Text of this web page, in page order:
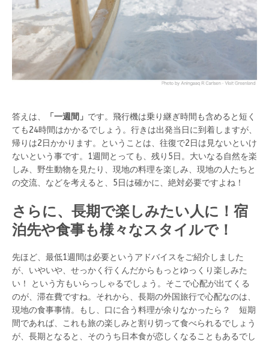
答えは、 「一週間」 です。飛行機は乗り継ぎ時間も含めると短く
ても24時間はかかるでしょう。行きは出発当日に到着しますが、
帰りは2日かかります。ということは、往復で2日は見ないといけ
ないという事です。1週間とっても、残り5日。大いなる自然を楽
しみ、野生動物を見たり、現地の料理を楽しみ、現地の人たちと
の交流、などを考えると、5日は確かに、絶対必要ですよね！
さらに、長期で楽しみたい人に！宿
泊先や食事も様々なスタイルで！
先ほど、最低1週間は必要というアドバイスをご紹介しました
が、いやいや、せっかく行くんだからもっとゆっくり楽しみた
い！ という方もいらっしゃるでしょう。そこで心配が出てくる
のが、滞在費ですね。それから、長期の外国旅行で心配なのは、
現地の食事事情。もし、口に合う料理が余りなかったら？ 短期
間であれば、これも旅の楽しみと割り切って食べられるでしょう
が、長期となると、そのうち日本食が恋しくなることもあるでし